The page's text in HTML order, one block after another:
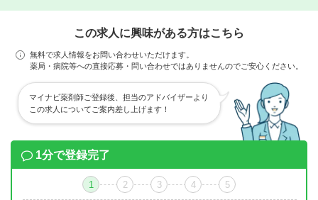
この求人に興味がある方はこちら
無料で求人情報をお問い合わせいただけます。
薬局・病院等への直接応募・問い合わせではありませんのでご安心ください。
マイナビ薬剤師ご登録後、担当のアドバイザーより
この求人についてご案内差し上げます！
1分で登録完了
1 2 3 4 5